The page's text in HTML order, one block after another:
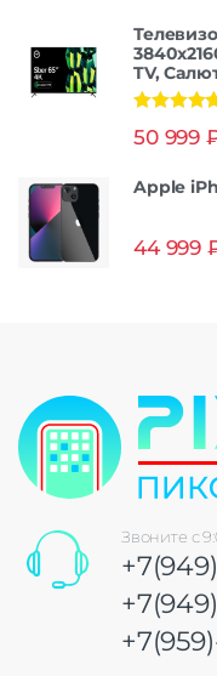
TV,
из 5
50 999
Apple
44 999
Звоните с